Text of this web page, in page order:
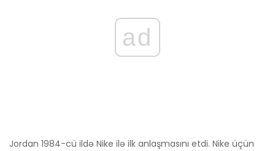
ad
Jordan 1984-cü ildə Nike ilə ilk anlaşmasını etdi. Nike üçün